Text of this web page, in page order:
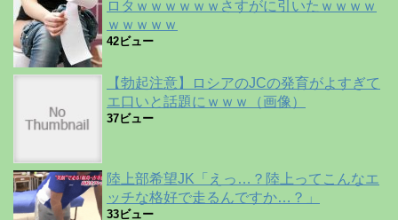
ロタｗｗｗｗｗｗさすがに引いたｗｗｗｗ
ｗｗｗｗｗ
42ビュー
【勃起注意】ロシアのJCの発育がよすぎて
エ口いと話題にｗｗｗ（画像）
37ビュー
陸上部希望JK「えっ…？陸上ってこんなエ
ッチな格好で走るんですか…？」
33ビュー